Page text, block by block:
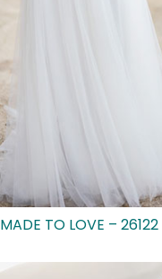
MADE TO LOVE – 26122